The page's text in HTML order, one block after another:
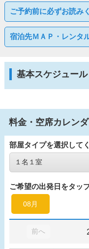
ご予約前に必ずお読み
宿泊先ＭＡＰ・レンタ
基本スケジュール
料金・空席カレン
部屋タイプを選択して
ご希望の出発日をタッ
08月
前へ